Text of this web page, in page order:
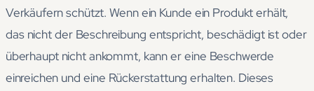
Verkäufern schützt. Wenn ein Kunde ein Produkt erhält,
das nicht der Beschreibung entspricht, beschädigt ist oder
überhaupt nicht ankommt, kann er eine Beschwerde
einreichen und eine Rückerstattung erhalten. Dieses